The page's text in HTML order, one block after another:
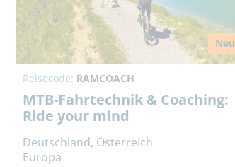
Neu
Reisecode: RAMCOACH
MTB-Fahrtechnik & Coaching:
Ride your mind
Deutschland, Österreich
Europa